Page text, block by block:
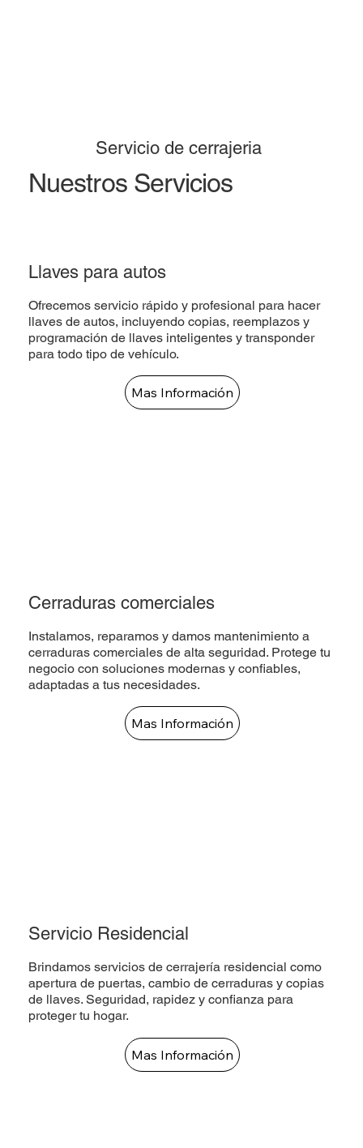
Nuestros Servicios
Servicio de cerrajeria
Llaves para autos
Ofrecemos servicio rápido y profesional para hacer
llaves de autos, incluyendo copias, reemplazos y
programación de llaves inteligentes y transponder
para todo tipo de vehículo.
Mas Información
Cerraduras comerciales
Instalamos, reparamos y damos mantenimiento a
cerraduras comerciales de alta seguridad. Protege tu
negocio con soluciones modernas y confiables,
adaptadas a tus necesidades.
Mas Información
Servicio Residencial
Brindamos servicios de cerrajería residencial como
apertura de puertas, cambio de cerraduras y copias
de llaves. Seguridad, rapidez y confianza para
proteger tu hogar.
Mas Información